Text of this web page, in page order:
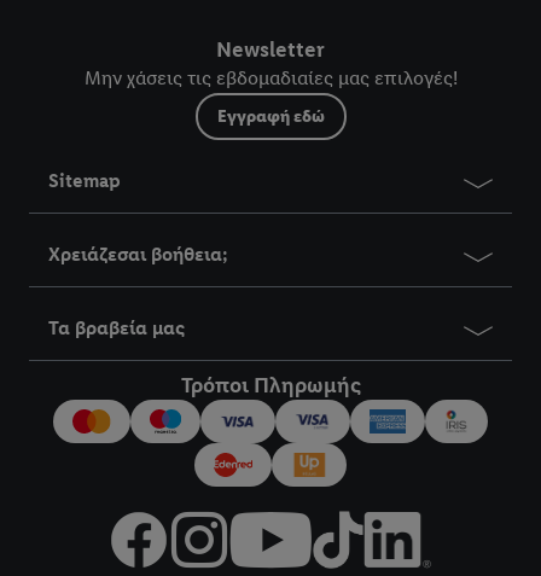
Newsletter
Μην χάσεις τις εβδομαδιαίες μας επιλογές!
Εγγραφή εδώ
Sitemap
Χρειάζεσαι βοήθεια;
Τα βραβεία μας
Τρόποι Πληρωμής